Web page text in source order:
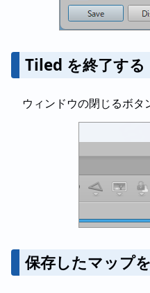
Tiled を終了する
ウィンドウの閉じるボタ
保存したマップ